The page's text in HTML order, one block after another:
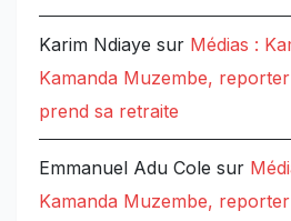
Karim Ndiaye sur Médias :
Kamanda Muzembe,
prend sa retraite
Emmanuel Adu Cole sur
Kamanda Muzembe,